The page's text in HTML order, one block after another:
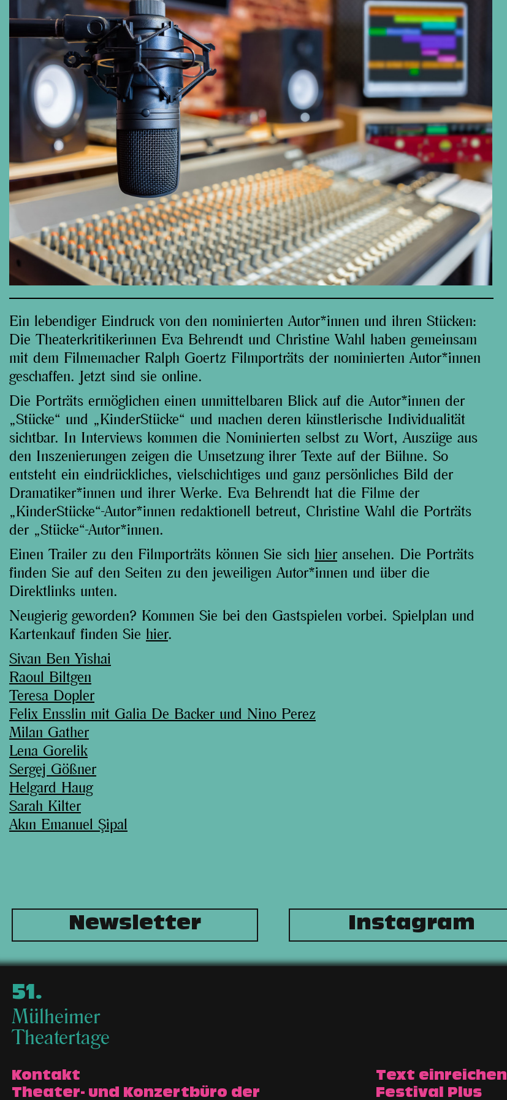
Ein lebendiger Eindruck von den nominierten Autor*innen und ihren Stücken:
Die Theaterkritikerinnen Eva Behrendt und Christine Wahl haben gemeinsam
mit dem Filmemacher Ralph Goertz Filmporträts der nominierten Autor*innen
geschaffen. Jetzt sind sie online.
Die Porträts ermöglichen einen unmittelbaren Blick auf die Autor*innen der
„Stücke“ und „KinderStücke“ und machen deren künstlerische Individualität
sichtbar. In Interviews kommen die Nominierten selbst zu Wort, Auszüge aus
den Inszenierungen zeigen die Umsetzung ihrer Texte auf der Bühne. So
entsteht ein eindrückliches, vielschichtiges und ganz persönliches Bild der
Dramatiker*innen und ihrer Werke. Eva Behrendt hat die Filme der
„KinderStücke“-Autor*innen redaktionell betreut, Christine Wahl die Porträts
der „Stücke“-Autor*innen.
Einen Trailer zu den Filmporträts können Sie sich hier ansehen. Die Porträts
finden Sie auf den Seiten zu den jeweiligen Autor*innen und über die
Direktlinks unten.
Neugierig geworden? Kommen Sie bei den Gastspielen vorbei. Spielplan und
Kartenkauf finden Sie hier.
Sivan Ben Yishai
Raoul Biltgen
Teresa Dopler
Felix Ensslin mit Galia De Backer und Nino Perez
Milan Gather
Lena Gorelik
Sergej Gößner
Helgard Haug
Sarah Kilter
Akın Emanuel Şipal
Newsletter Instagram
51.
Mülheimer
Theatertage
Kontakt
Theater- und Konzertbüro der
Text einreichen
Festival Plus